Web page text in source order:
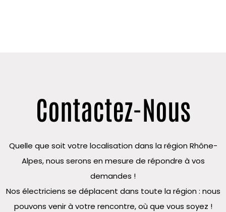
Contactez-Nous
Quelle que soit votre localisation dans la région Rhône-
Alpes, nous serons en mesure de répondre à vos
demandes !
Nos électriciens se déplacent dans toute la région : nous
pouvons venir à votre rencontre, où que vous soyez !